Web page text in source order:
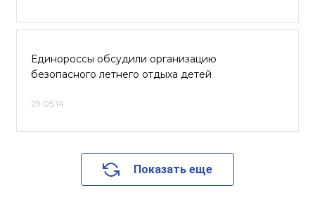
Единороссы обсудили организацию
безопасного летнего отдыха детей
29.05.14
Показать еще